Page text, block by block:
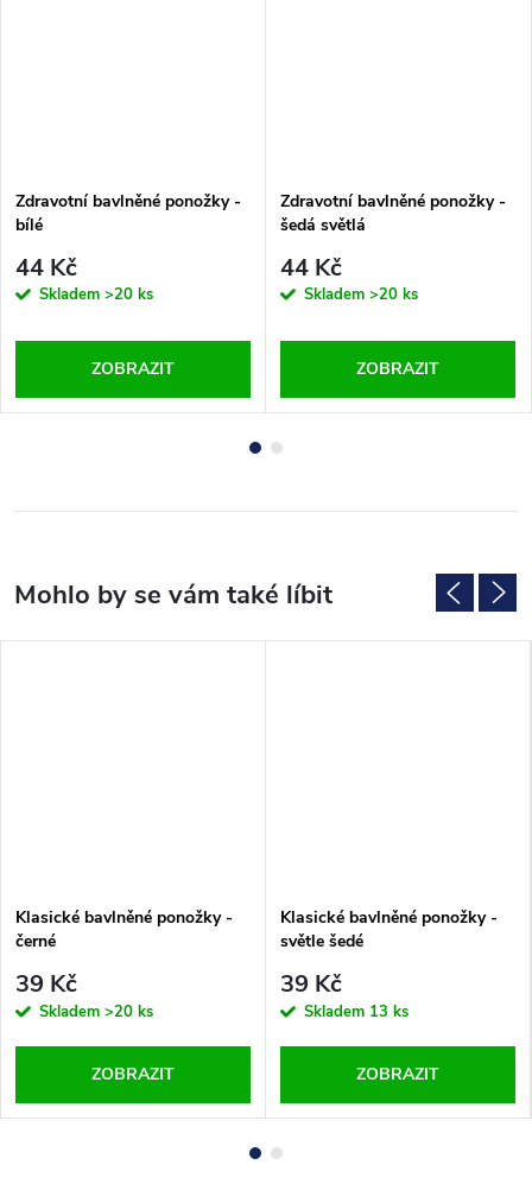
Zdravotní bavlněné ponožky -
bílé
44 Kč
Skladem >20 ks
ZOBRAZIT
Zdravotní bavlněné ponožky -
šedá světlá
44 Kč
Skladem >20 ks
ZOBRAZIT
Klasické bavlněné ponožky -
černé
39 Kč
Skladem >20 ks
ZOBRAZIT
Klasické bavlněné ponožky -
světle šedé
39 Kč
Skladem 13 ks
ZOBRAZIT